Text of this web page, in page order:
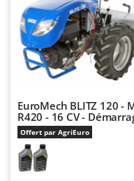
EuroMech BLITZ 120 -
R420 - 16 CV -
Offert par AgriEuro